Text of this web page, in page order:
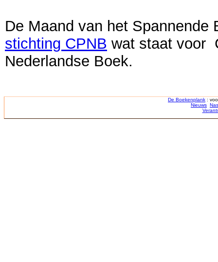
De Maand van het Spannende
stichting CPNB wat staat voor
Nederlandse Boek.
De Boekenplank :
Nieuws